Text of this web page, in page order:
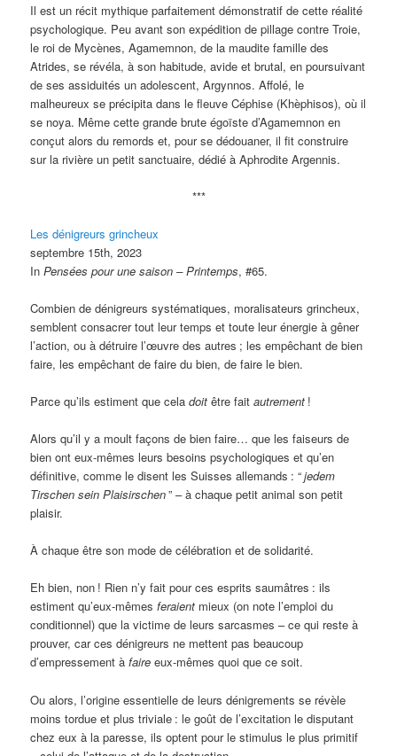
Il est un récit mythique parfaitement démonstratif de cette réalité
psychologique. Peu avant son expédition de pillage contre Troie,
le roi de Mycènes, Agamemnon, de la maudite famille des
Atrides, se révéla, à son habitude, avide et brutal, en poursuivant
de ses assiduités un adolescent, Argynnos. Affolé, le
malheureux se précipita dans le fleuve Céphise (Khèphisos), où il
se noya. Même cette grande brute égoïste d’Agamemnon en
conçut alors du remords et, pour se dédouaner, il fit construire
sur la rivière un petit sanctuaire, dédié à Aphrodite Argennis.
***
Les dénigreurs grincheux
septembre 15th, 2023
InPensées pour une saison – Printemps, #65.
Combien de dénigreurs systématiques, moralisateurs grincheux,
semblent consacrer tout leur temps et toute leur énergie à gêner
l’action, ou à détruire l’œuvre des autres ; les empêchant de bien
faire, les empêchant de faire du bien, de faire le bien.
Parce qu’ils estiment que celadoit être faitautrement !
Alors qu’il y a moult façons de bien faire… que les faiseurs de
bien ont eux-mêmes leurs besoins psychologiques et qu’en
définitive, comme le disent les Suisses allemands : “jedem
Tirschen sein Plaisirschen” – à chaque petit animal son petit
plaisir.
À chaque être son mode de célébration et de solidarité.
Eh bien, non ! Rien n’y fait pour ces esprits saumâtres : ils
estiment qu’eux-mêmesferaient mieux (on note l’emploi du
conditionnel) que la victime de leurs sarcasmes – ce qui reste à
prouver, car ces dénigreurs ne mettent pas beaucoup
d’empressement àfaire eux-mêmes quoi que ce soit.
Ou alors, l’origine essentielle de leurs dénigrements se révèle
moins tordue et plus triviale : le goût de l’excitation le disputant
chez eux à la paresse, ils optent pour le stimulus le plus primitif